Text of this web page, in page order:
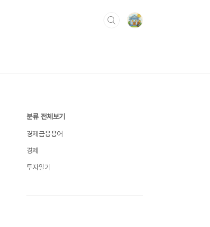
분류 전체보기
경제금융용어
경제
투자일기